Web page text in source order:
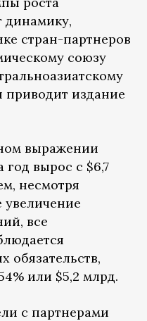
динамику,
стран-партнеров
союзу
приводит издание
выражении
год вырос с $6,7
несмотря
увеличение
все
обязательств,
или $5,2 млрд.
с партнерами